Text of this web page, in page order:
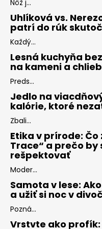
Nôž j...
Uhlíková vs.
patrí do rúk
Každý...
Lesná kuchyňa
na kameni a
Preds...
Jedlo na
kalórie, ktoré
Zbali...
Etika v prírode: Čo
Trace“ a prečo by
rešpektovať
Moder...
Samota v lese:
a užiť si noc v
Pozná...
Vrstvte ako